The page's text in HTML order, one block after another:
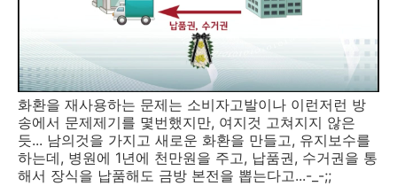
화환을 재사용하는 문제는 소비자고발이나 이런저런 방
송에서 문제제기를 몇번했지만, 여지것 고쳐지지 않은
듯... 남의것을 가지고 새로운 화환을 만들고, 유지보수를
하는데, 병원에 1년에 천만원을 주고, 납품권, 수거권을 통
해서 장식을 납품해도 금방 본전을 뽑는다고...-_-;;